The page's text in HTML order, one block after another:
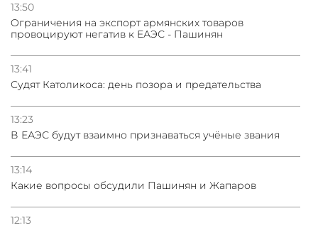
13:50
Oграничения на экспорт армянских товаров
провоцируют негатив к ЕАЭС - Пашинян
13:41
Судят Католикоса: день позора и предательства
13:23
В ЕАЭС будут взаимно признаваться учёные звания
13:14
Какие вопросы обсудили Пашинян и Жапаров
12:13